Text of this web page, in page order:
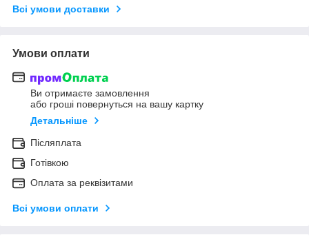
Всі умови доставки
Умови оплати
Ви отримаєте замовлення
або гроші повернуться на вашу картку
Детальніше
Післяплата
Готівкою
Оплата за реквізитами
Всі умови оплати